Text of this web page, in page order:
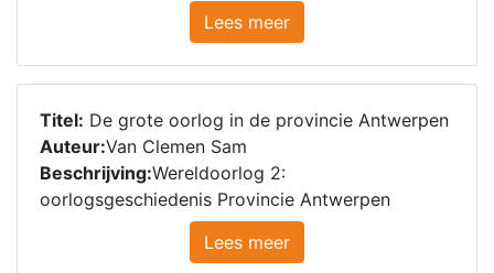
Lees meer
Titel: De grote oorlog in de provincie Antwerpen
Auteur:Van Clemen Sam
Beschrijving:Wereldoorlog 2:
oorlogsgeschiedenis Provincie Antwerpen
Lees meer